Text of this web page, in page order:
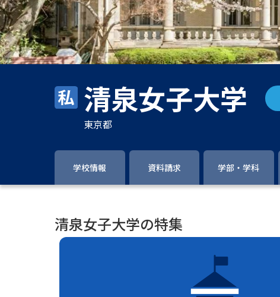
清泉女子大学
東京都
学校情報 資料請求 学部・学科
清泉女子大学の特集